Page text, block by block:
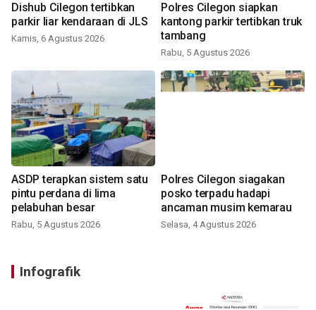
Dishub Cilegon tertibkan
parkir liar kendaraan di JLS
Kamis, 6 Agustus 2026
Polres Cilegon siapkan
kantong parkir tertibkan truk
tambang
Rabu, 5 Agustus 2026
ASDP terapkan sistem satu
pintu perdana di lima
pelabuhan besar
Rabu, 5 Agustus 2026
Polres Cilegon siagakan
posko terpadu hadapi
ancaman musim kemarau
Selasa, 4 Agustus 2026
Infografik